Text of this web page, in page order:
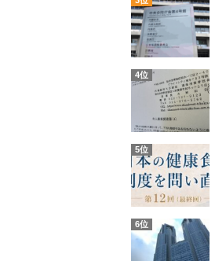
4位
5位
6位